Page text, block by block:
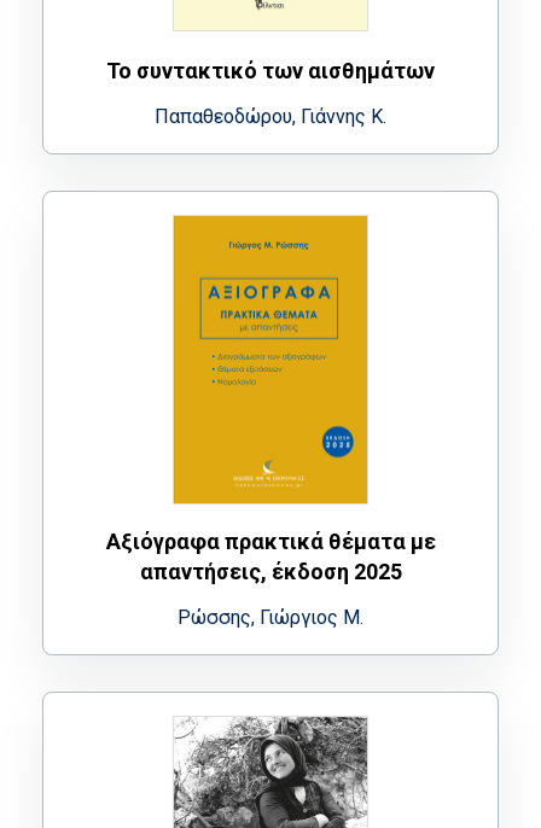
Το συντακτικό των αισθημάτων
Παπαθεοδώρου, Γιάννης Κ.
Αξιόγραφα πρακτικά θέματα με
απαντήσεις, έκδοση 2025
Ρώσσης, Γιώργιος Μ.